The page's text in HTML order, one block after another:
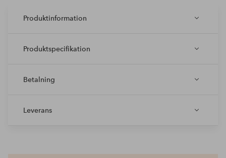
Produktinformation
Produktspecifikation
Betalning
Leverans